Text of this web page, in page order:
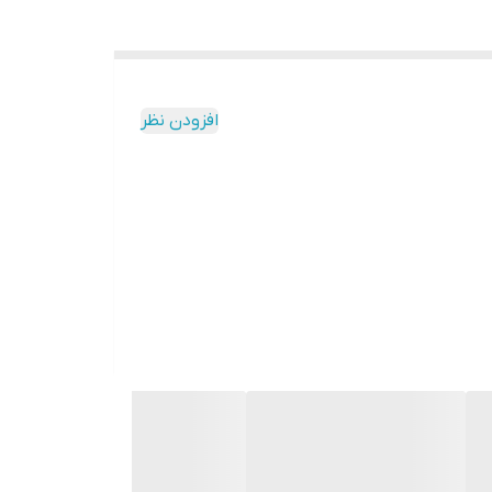
افزودن نظر